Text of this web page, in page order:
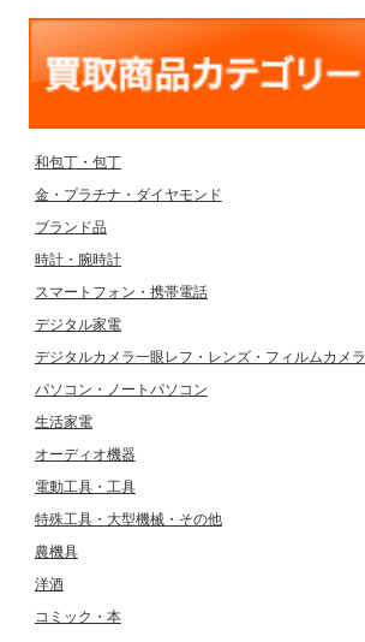
和包丁・包丁
金・プラチナ・ダイヤモンド
ブランド品
時計・腕時計
スマートフォン・携帯電話
デジタル家電
デジタルカメラ一眼レフ・レンズ・フィルムカメラ
パソコン・ノートパソコン
生活家電
オーディオ機器
電動工具・工具
特殊工具・大型機械・その他
農機具
洋酒
コミック・本